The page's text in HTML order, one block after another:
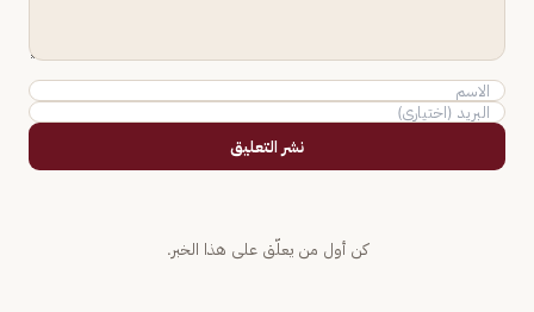
نشر التعليق
كن أول من يعلّق على هذا الخبر.